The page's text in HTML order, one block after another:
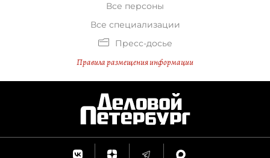
Все персоны
Все специализации
Пресс-досье
Правила размещения информации